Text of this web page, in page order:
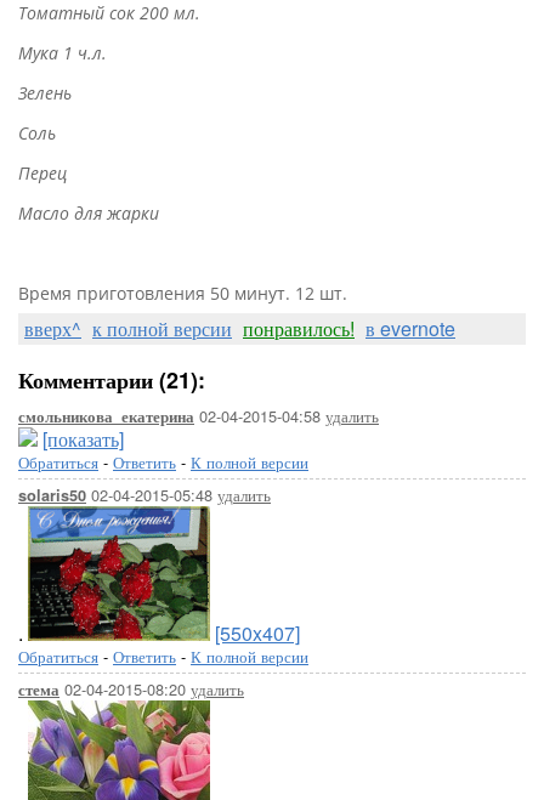
Томатный сок 200 мл.
Мука 1 ч.л.
Зелень
Соль
Перец
Масло для жарки
Время приготовления 50 минут. 12 шт.
вверх^ к полной версии понравилось! в evernote
Комментарии (21):
смольникова_екатерина 02-04-2015-04:58 удалить
[показать]
Обратиться - Ответить - К полной версии
solaris50 02-04-2015-05:48 удалить
. [550x407]
Обратиться - Ответить - К полной версии
стема 02-04-2015-08:20 удалить